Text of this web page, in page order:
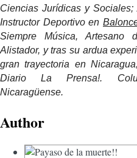
Ciencias Jurídicas y
Instructor Deportivo en
Siempre Música, Artesano
Alistador, y tras su ardua
gran trayectoria en
Diario La Prensa!.
Nicaragüense.
Author